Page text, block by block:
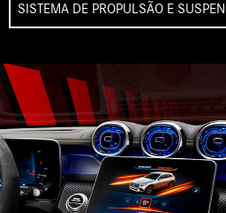
SISTEMA DE PROPULSÃO E